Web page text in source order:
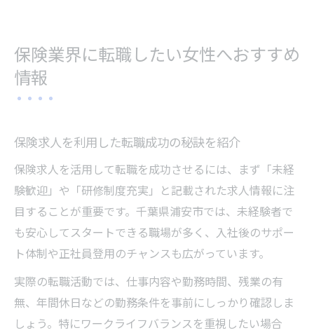
保険業界に転職したい女性へおすすめ
情報
保険求人を利用した転職成功の秘訣を紹介
保険求人を活用して転職を成功させるには、まず「未経
験歓迎」や「研修制度充実」と記載された求人情報に注
目することが重要です。千葉県浦安市では、未経験者で
も安心してスタートできる職場が多く、入社後のサポー
ト体制や正社員登用のチャンスも広がっています。
実際の転職活動では、仕事内容や勤務時間、残業の有
無、年間休日などの勤務条件を事前にしっかり確認しま
しょう。特にワークライフバランスを重視したい場合